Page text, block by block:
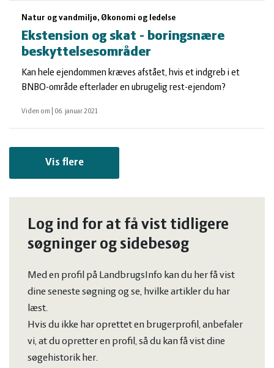
Natur og vandmiljø, Økonomi og ledelse
Ekstension og skat - boringsnære
beskyttelsesområder
Kan hele ejendommen kræves afstået, hvis et indgreb i et
BNBO-område efterlader en ubrugelig rest-ejendom?
Viden om 06. januar 2021
Vis flere
Log ind for at få vist tidligere
søgninger og sidebesøg
Med en profil på LandbrugsInfo kan du her få vist
dine seneste søgning og se, hvilke artikler du har
læst.
Hvis du ikke har oprettet en brugerprofil, anbefaler
vi, at du opretter en profil, så du kan få vist dine
søgehistorik her.